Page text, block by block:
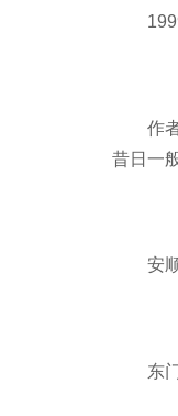
作
昔日一
安
东